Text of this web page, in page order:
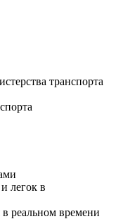
транспорта
легок в
реальном времени